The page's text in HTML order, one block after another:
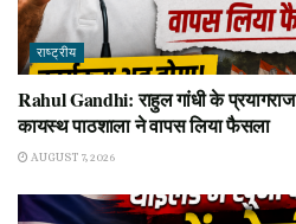
राष्ट्रीय
Rahul Gandhi: राहुल गांधी के
कायस्थ पाठशाला ने वापस लिया फैसला
AUGUST 7, 2026